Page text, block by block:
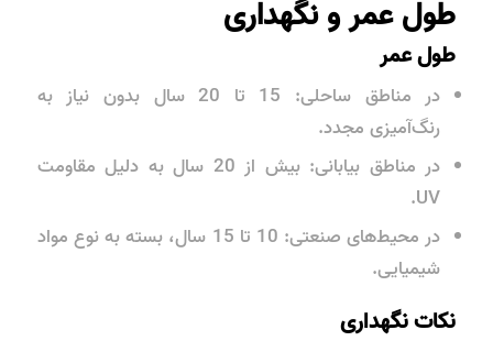
طول عمر و نگهداری
طول عمر
در مناطق ساحلی: 15 تا 20 سال بدون نیاز به
رنگ‌آمیزی مجدد.
در مناطق بیابانی: بیش از 20 سال به دلیل مقاومت
UV.
در محیط‌های صنعتی: 10 تا 15 سال، بسته به نوع مواد
شیمیایی.
نکات نگهداری